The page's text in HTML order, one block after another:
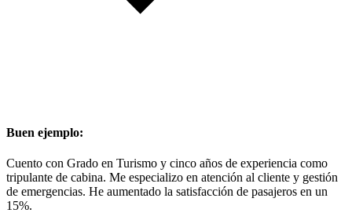
Buen ejemplo:
Cuento con Grado en Turismo y cinco años de experiencia como
tripulante de cabina. Me especializo en atención al cliente y gestión
de emergencias. He aumentado la satisfacción de pasajeros en un
15%.